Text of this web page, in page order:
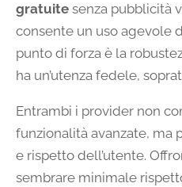
gratuite senza pubblicità
consente un uso agevole
punto di forza è la
ha un’utenza fedele,
Entrambi i provider non
funzionalità avanzate, ma
e rispetto dell’utente.
sembrare minimale